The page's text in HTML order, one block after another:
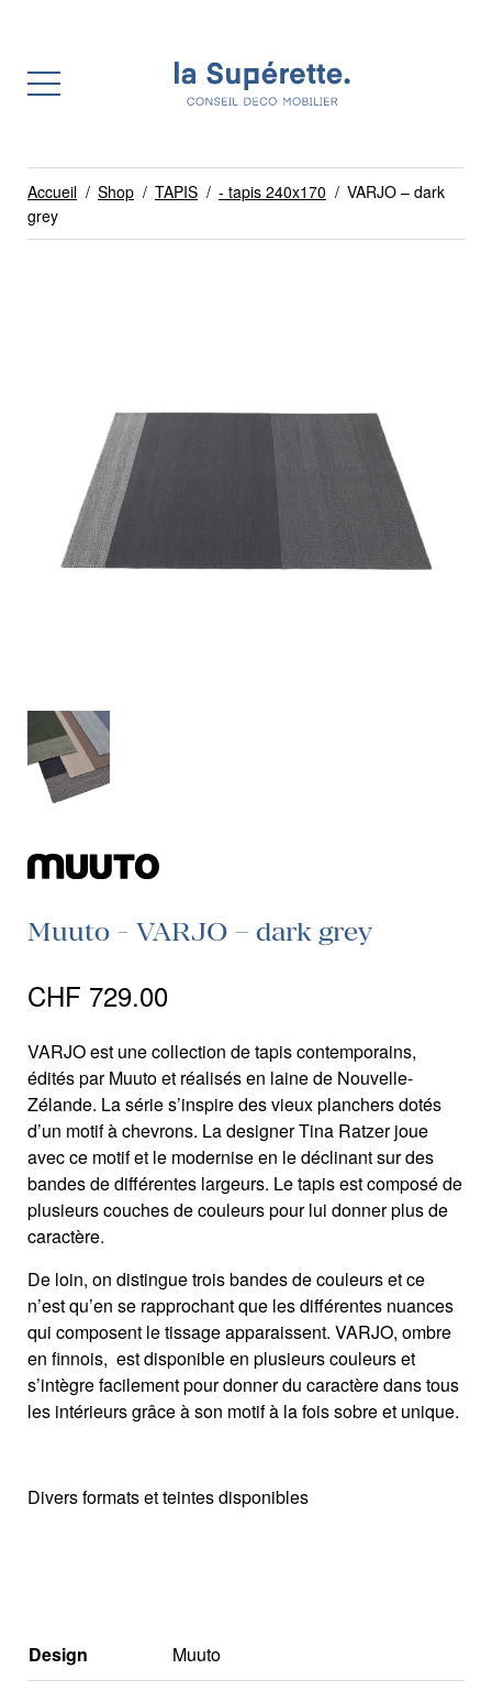
Accueil / Shop / TAPIS / - tapis 240x170 / VARJO – dark
grey
Muuto - VARJO – dark grey
CHF 729.00
VARJO est une collection de tapis contemporains,
édités par Muuto et réalisés en laine de Nouvelle-
Zélande. La série s’inspire des vieux planchers dotés
d’un motif à chevrons. La designer Tina Ratzer joue
avec ce motif et le modernise en le déclinant sur des
bandes de différentes largeurs. Le tapis est composé de
plusieurs couches de couleurs pour lui donner plus de
caractère.
De loin, on distingue trois bandes de couleurs et ce
n’est qu’en se rapprochant que les différentes nuances
qui composent le tissage apparaissent. VARJO, ombre
en finnois, est disponible en plusieurs couleurs et
s’intègre facilement pour donner du caractère dans tous
les intérieurs grâce à son motif à la fois sobre et unique.
Divers formats et teintes disponibles
Design Muuto